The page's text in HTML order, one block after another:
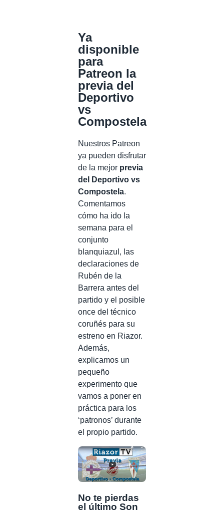
Ya
disponible
para
Patreon la
previa del
Deportivo
vs
Compostela
Nuestros Patreon
ya pueden disfrutar
de la mejor previa
del Deportivo vs
Compostela.
Comentamos
cómo ha ido la
semana para el
conjunto
blanquiazul, las
declaraciones de
Rubén de la
Barrera antes del
partido y el posible
once del técnico
coruñés para su
estreno en Riazor.
Además,
explicamos un
pequeño
experimento que
vamos a poner en
práctica para los
‘patronos’ durante
el propio partido.
No te pierdas
el último Son